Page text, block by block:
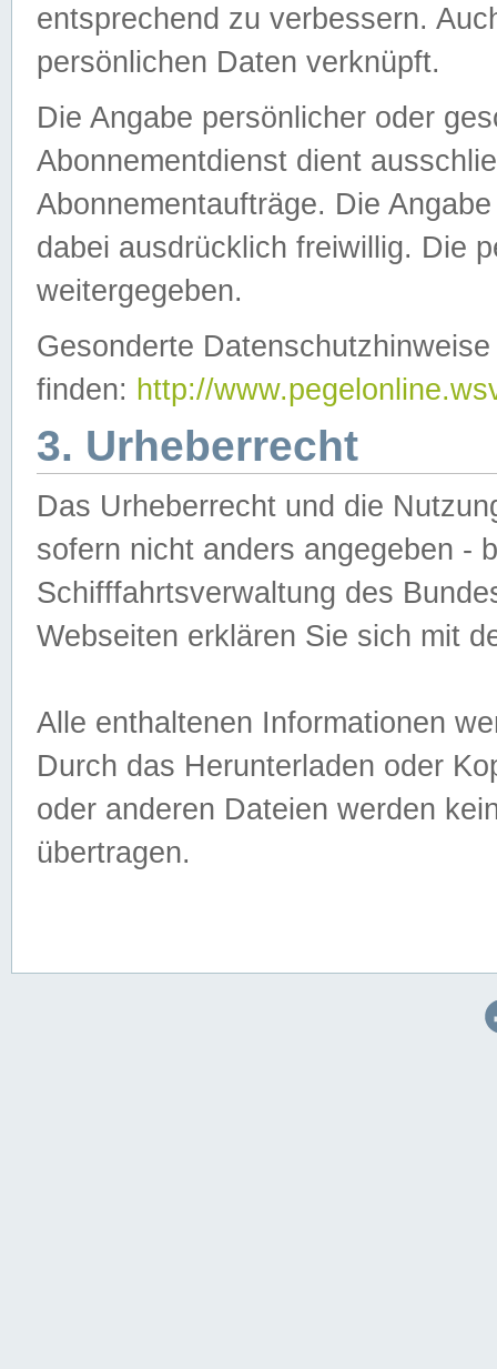
entsprechend zu verbessern.
persönlichen Daten verknüpft.
Die Angabe persönlicher oder
Abonnementdienst dient
Abonnementaufträge. Die
dabei ausdrücklich freiwillig. Die
weitergegeben.
Gesonderte
finden: http://
3. Urheberrecht
Das Urheberrecht und die
sofern nicht anders angegeben -
Schifffahrtsverwaltung des
Webseiten erklären Sie sich mit
Alle enthaltenen Informationen
Durch das Herunterladen oder
oder anderen Dateien werden
übertragen.